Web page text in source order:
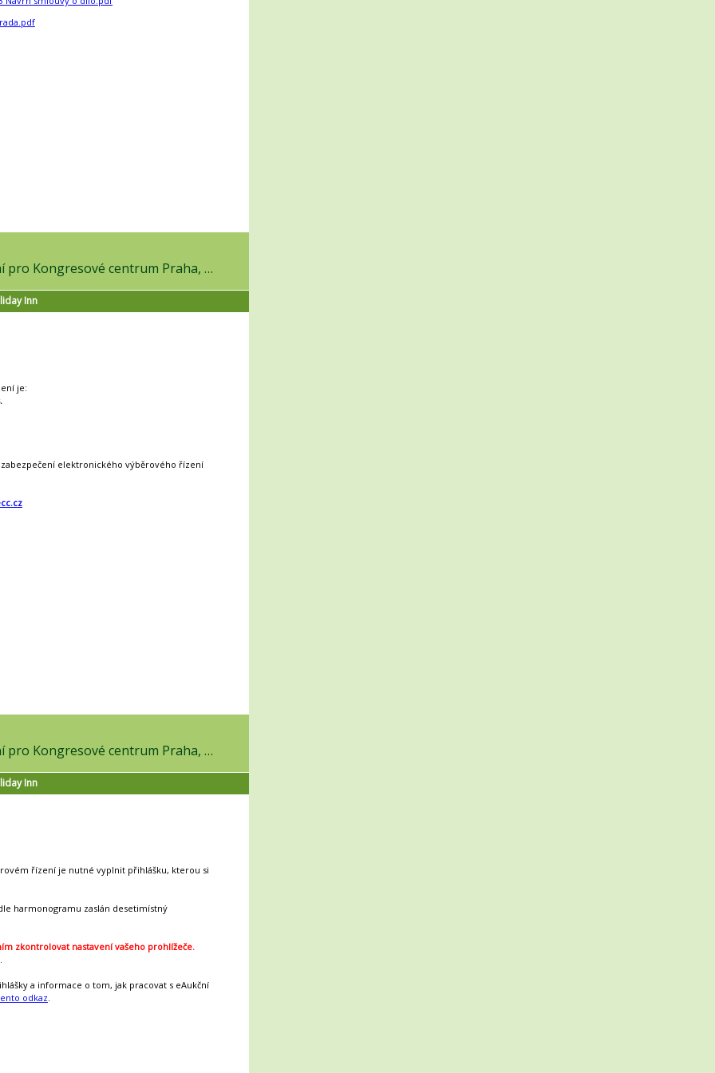
v on-line výběrovém řízení pro Kongresové centrum Praha, a.s.
Inn
je:
elektronického výběrového řízení
v on-line výběrovém řízení pro Kongresové centrum Praha, a.s.
Inn
řízení je nutné vyplnit přihlášku, kterou si
harmonogramu zaslán desetimístný
zkontrolovat nastavení vašeho prohlížeče.
.
a informace o tom, jak pracovat s eAukční
odkaz.